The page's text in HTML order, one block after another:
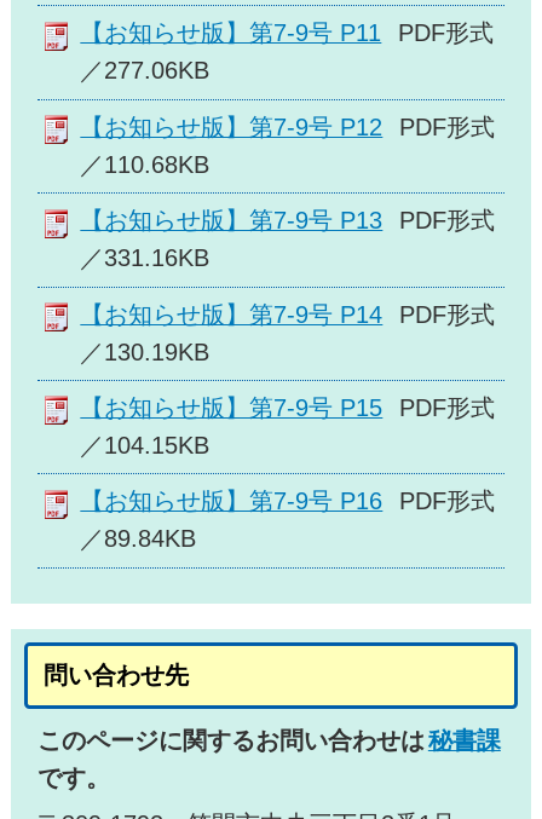
【お知らせ版】第7-9号 P11
PDF形式
／277.06KB
【お知らせ版】第7-9号 P12
PDF形式
／110.68KB
【お知らせ版】第7-9号 P13
PDF形式
／331.16KB
【お知らせ版】第7-9号 P14
PDF形式
／130.19KB
【お知らせ版】第7-9号 P15
PDF形式
／104.15KB
【お知らせ版】第7-9号 P16
PDF形式
／89.84KB
問い合わせ先
このページに関するお問い合わせは秘書課
です。